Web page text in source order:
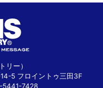
リー）
5 フロイントゥ三田3F
7428